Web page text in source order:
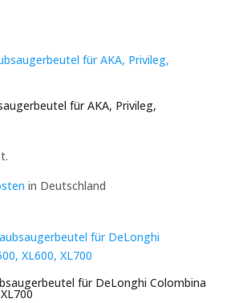
für AKA, Privileg,
in Deutschland
für DeLonghi Colombina